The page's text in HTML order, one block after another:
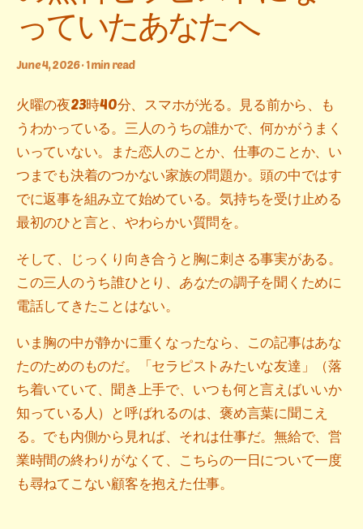
っていたあなたへ
June 4, 2026 · 1 min read
火曜の夜23時40分、スマホが光る。見る前から、も
うわかっている。三人のうちの誰かで、何かがうまく
いっていない。また恋人のことか、仕事のことか、い
つまでも決着のつかない家族の問題か。頭の中ではす
でに返事を組み立て始めている。気持ちを受け止める
最初のひと言と、やわらかい質問を。
そして、じっくり向き合うと胸に刺さる事実がある。
この三人のうち誰ひとり、 あなたの調子を聞くために
電話してきたことはない。
いま胸の中が静かに重くなったなら、この記事はあな
たのためのものだ。「セラピストみたいな友達」（落
ち着いていて、聞き上手で、いつも何と言えばいいか
知っている人）と呼ばれるのは、褒め言葉に聞こえ
る。でも内側から見れば、それは仕事だ。無給で、営
業時間の終わりがなくて、こちらの一日について一度
も尋ねてこない顧客を抱えた仕事。